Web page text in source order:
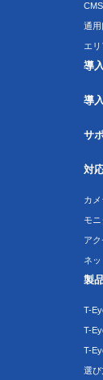
CMS
通用
エ
導
導
サ
対
カ
モニ
ア
ネ
製
T-
T-
T-
選び